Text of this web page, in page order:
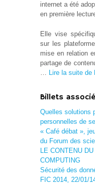
internet a été
en première
Elle vise
sur les
mise en relation
partage de
… Lire la suite de
Billets
Quelles solutions
personnelles de
« Café débat »,
du Forum des
LE CONTENU
COMPUTING
Sécurité des
FIC 2014, 22/01/